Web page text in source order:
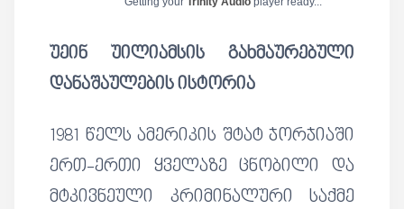
უეინ უილიამსის გახმაურებული
დანაშაულების ისტორია
1981 წელს ამერიკის შტატ ჯორჯიაში
ერთ-ერთი ყველაზე ცნობილი და
მტკივნეული კრიმინალური საქმე